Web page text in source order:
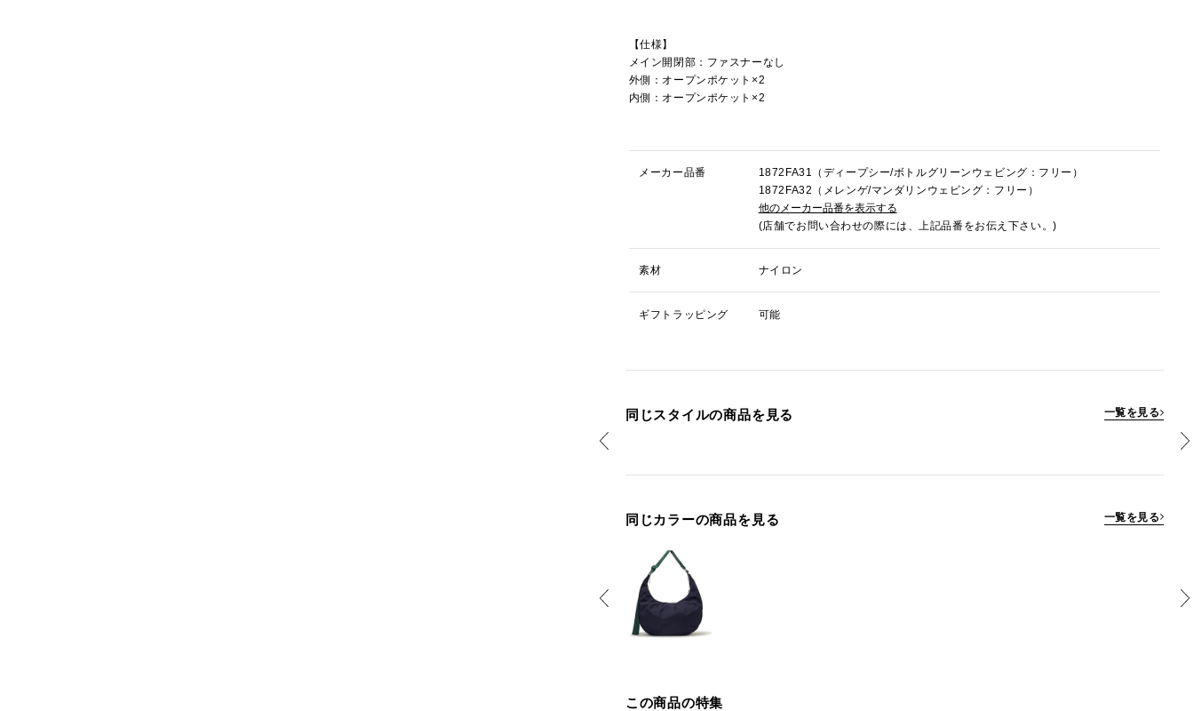
【仕様】
メイン開閉部：ファスナーなし
外側：オープンポケット×2
内側：オープンポケット×2
メーカー品番
1872FA31（ディープシー/ボトルグリーンウェビング：フリー）
1872FA32（メレンゲ/マンダリンウェビング：フリー）
他のメーカー品番を表示する
(店舗でお問い合わせの際には、上記品番をお伝え下さい。)
素材 ナイロン
ギフトラッピング 可能
同じスタイルの商品を見る 一覧を見る
同じカラーの商品を見る 一覧を見る
この商品の特集